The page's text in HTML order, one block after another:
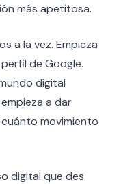
más apetitosa.
a la vez. Empieza
de Google.
digital
a dar
movimiento
digital que des